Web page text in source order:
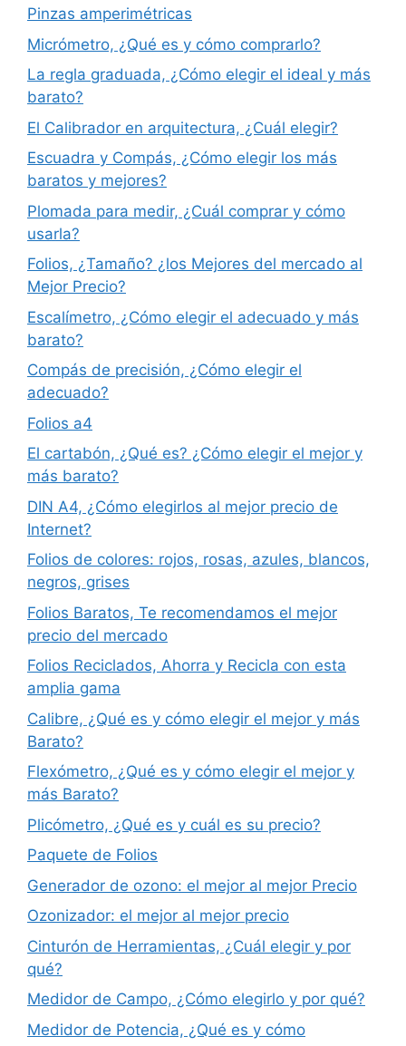
Pinzas amperimétricas
Micrómetro, ¿Qué es y cómo comprarlo?
La regla graduada, ¿Cómo elegir el ideal y más
barato?
El Calibrador en arquitectura, ¿Cuál elegir?
Escuadra y Compás, ¿Cómo elegir los más
baratos y mejores?
Plomada para medir, ¿Cuál comprar y cómo
usarla?
Folios, ¿Tamaño? ¿los Mejores del mercado al
Mejor Precio?
Escalímetro, ¿Cómo elegir el adecuado y más
barato?
Compás de precisión, ¿Cómo elegir el
adecuado?
Folios a4
El cartabón, ¿Qué es? ¿Cómo elegir el mejor y
más barato?
DIN A4, ¿Cómo elegirlos al mejor precio de
Internet?
Folios de colores: rojos, rosas, azules, blancos,
negros, grises
Folios Baratos, Te recomendamos el mejor
precio del mercado
Folios Reciclados, Ahorra y Recicla con esta
amplia gama
Calibre, ¿Qué es y cómo elegir el mejor y más
Barato?
Flexómetro, ¿Qué es y cómo elegir el mejor y
más Barato?
Plicómetro, ¿Qué es y cuál es su precio?
Paquete de Folios
Generador de ozono: el mejor al mejor Precio
Ozonizador: el mejor al mejor precio
Cinturón de Herramientas, ¿Cuál elegir y por
qué?
Medidor de Campo, ¿Cómo elegirlo y por qué?
Medidor de Potencia, ¿Qué es y cómo